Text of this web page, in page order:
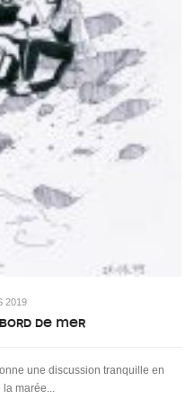
2019
de mer
une discussion tranquille en
la marée...